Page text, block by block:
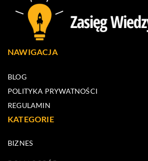
NAWIGACJA
BLOG
POLITYKA PRYWATNOŚCI
REGULAMIN
KATEGORIE
BIZNES